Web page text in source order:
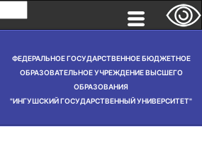
ФЕДЕРАЛЬНОЕ ГОСУДАРСТВЕННОЕ БЮДЖЕТНОЕ
ОБРАЗОВАТЕЛЬНОЕ УЧРЕЖДЕНИЕ ВЫСШЕГО
ОБРАЗОВАНИЯ
"ИНГУШСКИЙ ГОСУДАРСТВЕННЫЙ УНИВЕРСИТЕТ"